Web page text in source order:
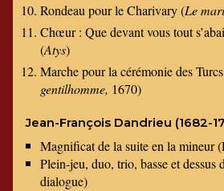
Rondeau pour le Charivary (Le
Chœur : Que devant vous tout
(Atys)
Marche pour la cérémonie des
gentilhomme, 1670)
Jean-François Dandrieu (1682-
Magnificat de la suite en la mineur
Plein-jeu, duo, trio, basse et dessus
dialogue)